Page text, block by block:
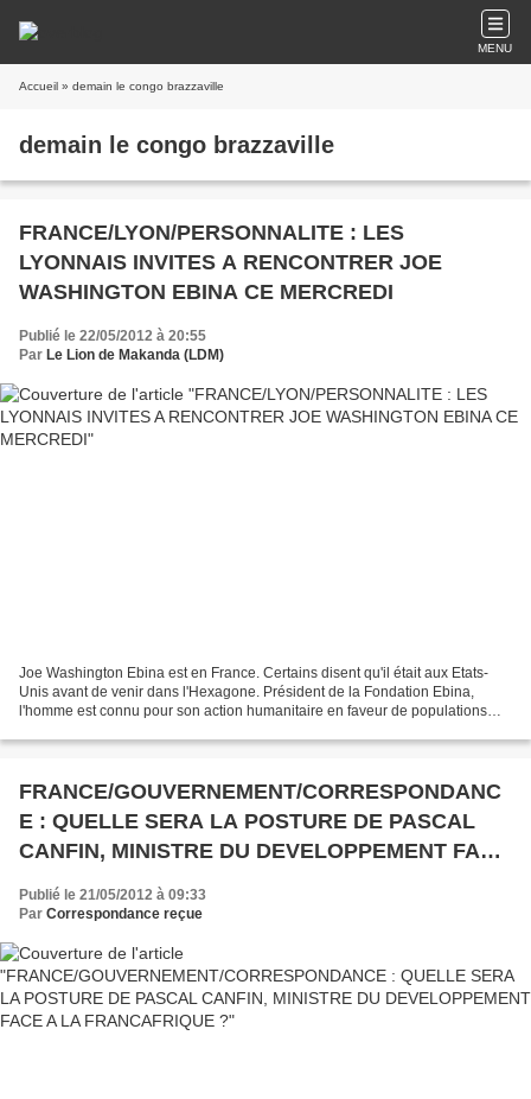
MENU
Accueil » demain le congo brazzaville
demain le congo brazzaville
FRANCE/LYON/PERSONNALITE : LES
LYONNAIS INVITES A RENCONTRER JOE
WASHINGTON EBINA CE MERCREDI
Publié le 22/05/2012 à 20:55
Par Le Lion de Makanda (LDM)
Joe Washington Ebina est en France. Certains disent qu'il était aux Etats-
Unis avant de venir dans l'Hexagone. Président de la Fondation Ebina,
l'homme est connu pour son action humanitaire en faveur de populations
FRANCE/GOUVERNEMENT/CORRESPONDANC
E : QUELLE SERA LA POSTURE DE PASCAL
CANFIN, MINISTRE DU DEVELOPPEMENT FACE
Publié le 21/05/2012 à 09:33
Par Correspondance reçue